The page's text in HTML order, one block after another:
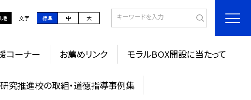
地 文字 標準 中 大
コーナー お薦めリンク モラルBOX開設に当たって
研究推進校の取組・道徳指導事例集